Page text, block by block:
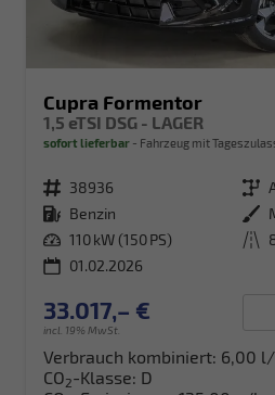
Cupra Formentor
1,5 eTSI DSG - LAGER
sofort lieferbar Fahrzeug mit
Fahrzeugnr. 38936 Getriebe
Kraftstoff Benzin Außenfarbe
Leistung 110 kW (150 PS) Kilometerstand
01.02.2026
33.017,– €
incl. 19% MwSt.
Verbrauch kombiniert: 6,00
CO2-Klasse: D